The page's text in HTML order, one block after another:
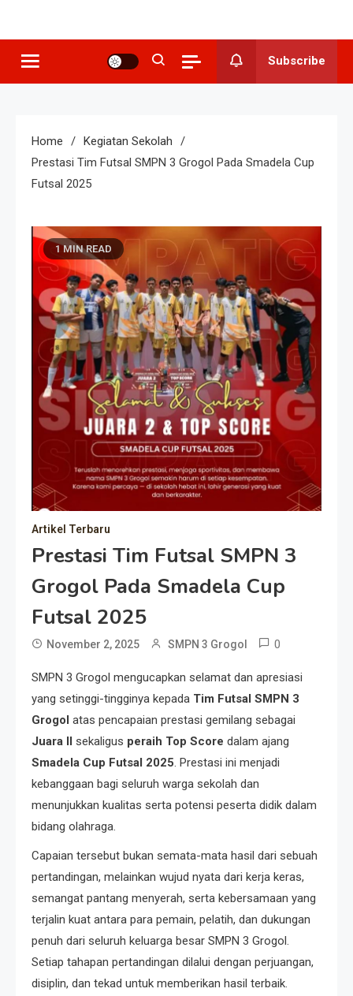
SMP N 3
Grogol
Subscribe
Home
Kegiatan Sekolah
Prestasi Tim Futsal SMPN 3 Grogol Pada Smadela Cup
Futsal 2025
1 MIN READ
Artikel Terbaru
Prestasi Tim Futsal SMPN 3
Grogol Pada Smadela Cup
Futsal 2025
November 2, 2025 SMPN 3 Grogol 0
SMPN 3 Grogol mengucapkan selamat dan apresiasi
yang setinggi-tingginya kepada Tim Futsal SMPN 3
Grogol atas pencapaian prestasi gemilang sebagai
Juara II sekaligus peraih Top Score dalam ajang
Smadela Cup Futsal 2025 . Prestasi ini menjadi
kebanggaan bagi seluruh warga sekolah dan
menunjukkan kualitas serta potensi peserta didik dalam
bidang olahraga.
Capaian tersebut bukan semata-mata hasil dari sebuah
pertandingan, melainkan wujud nyata dari kerja keras,
semangat pantang menyerah, serta kebersamaan yang
terjalin kuat antara para pemain, pelatih, dan dukungan
penuh dari seluruh keluarga besar SMPN 3 Grogol.
Setiap tahapan pertandingan dilalui dengan perjuangan,
disiplin, dan tekad untuk memberikan hasil terbaik.